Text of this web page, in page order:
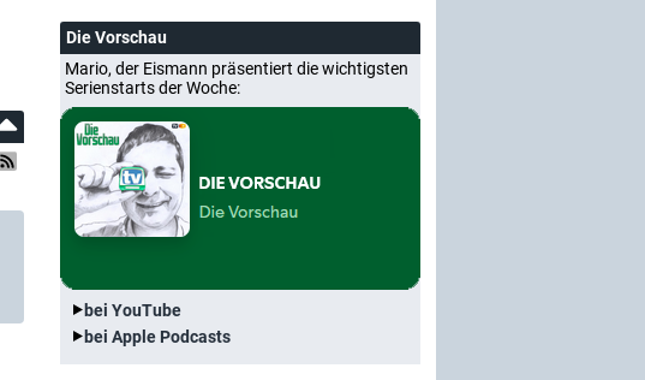
Die Vorschau
Mario, der Eismann präsentiert die wichtigsten
Serienstarts der Woche:
bei YouTube
bei Apple Podcasts